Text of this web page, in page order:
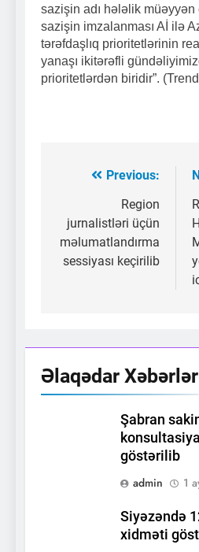
sazişin adı hələlik müəyyən
sazişin imzalanması Aİ ilə
tərəfdaşlıq prioritetlərinin
yanaşı ikitərəfli
prioritetlərdən biridir”.
naviqasiyası
Previous:
Region
jurnalistləri üçün
məlumatlandırma
sessiyası keçirilib
Əlaqədar Xəbərlər
Şabran
göstərilib
admin
1
Siyəzəndə
xidməti